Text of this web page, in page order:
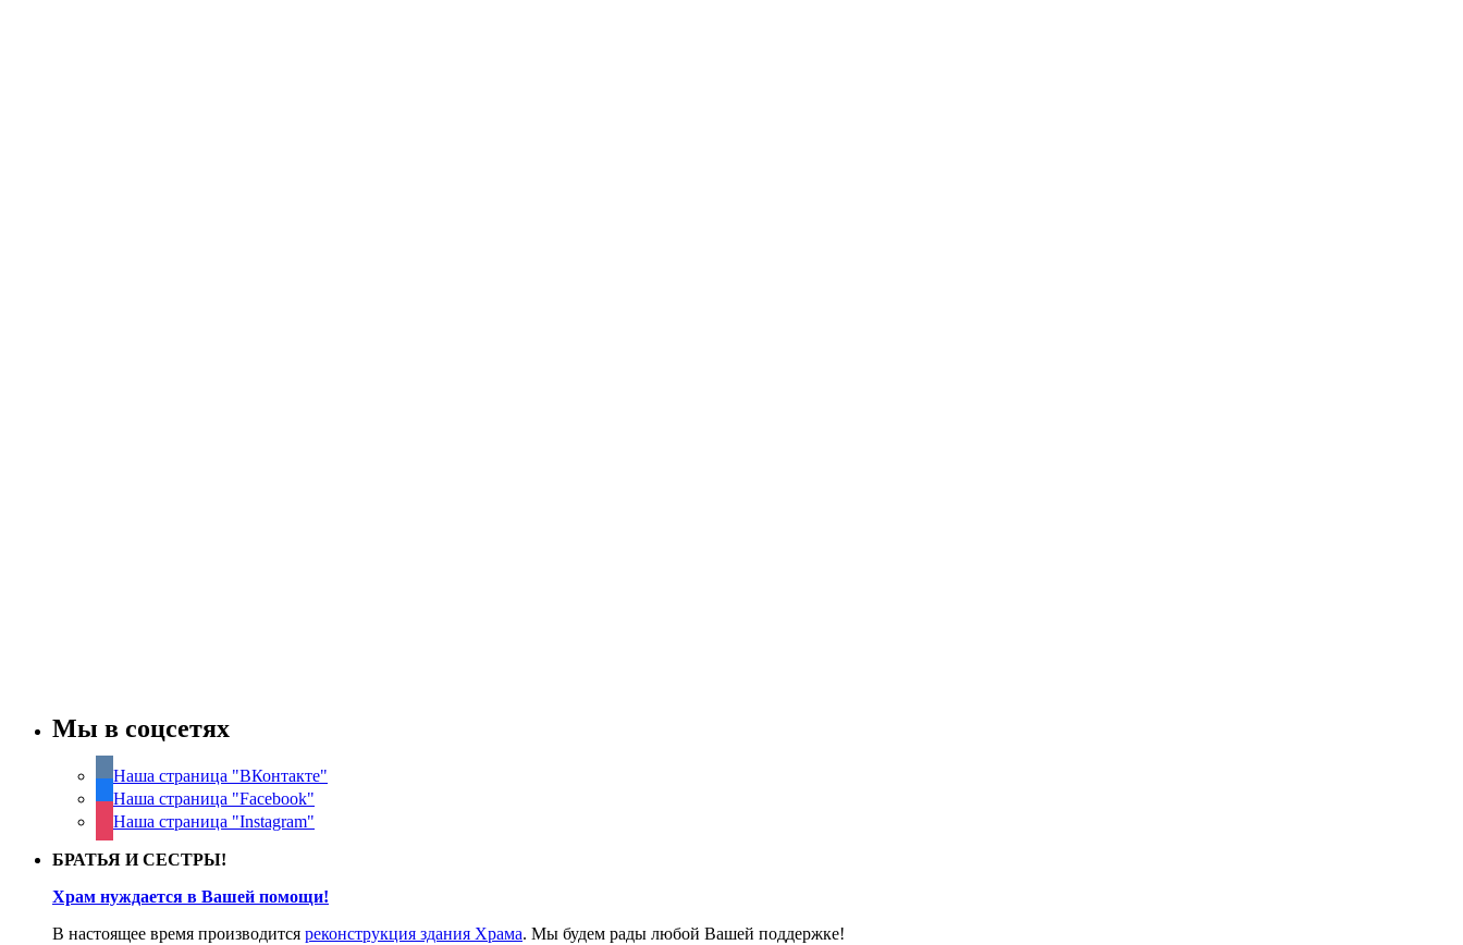
Мы в соцсетях
Наша страница "ВКонтакте"
Наша страница "Facebook"
Наша страница "Instagram"
БРАТЬЯ И СЕСТРЫ!
Храм нуждается в Вашей помощи!
В настоящее время производится реконструкция здания Храма. Мы будем рады любой Вашей поддержке!